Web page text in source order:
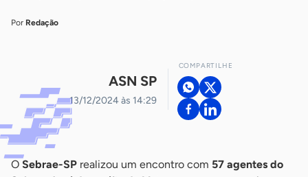
Por Redação
ASN SP
13/12/2024 às 14:29
COMPARTILHE
O Sebrae-SP realizou um encontro com 57 agentes do